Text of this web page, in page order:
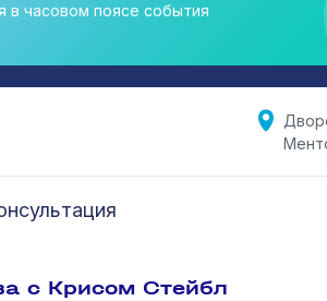
часовом поясе события
с Крисом Стейбл